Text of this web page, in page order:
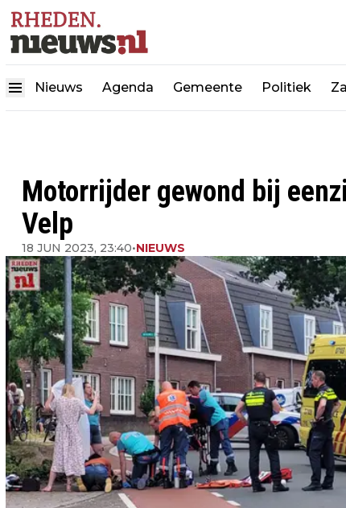
Nieuws Agenda Gemeente Politiek
Motorrijder gewond bij
Velp
18 JUN 2023, 23:40•NIEUWS